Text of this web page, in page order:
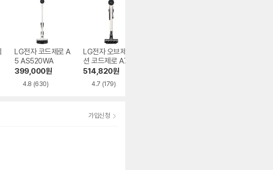
LG전자 코드제로 A
5 AS520WA
399,000원
4.8 (630)
LG전자 오브제컬렉
션 코드제로 A7 Co
re AS720WA
514,820원
4.7 (179)
가입신청